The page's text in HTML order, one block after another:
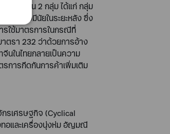
บ่งออกเป็น2 กลุ่ม ได้แก่ กลุ่ม
ขึ้นอย่างมีนัยในระยะหลัง ซึ่ง
รใช้มาตรการในกรณีที่
าตรา 232 ว่าด้วยการอ้าง
นในไทยกลายเป็นความ
รการกีดกันการค้าเพิ่มเติม
รเศรษฐกิจ (Cyclical
ทอและเครื่องนุ่งห่ม อัญมณี